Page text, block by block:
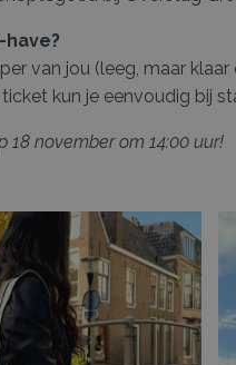
van jou (leeg, maar
kun je eenvoudig bij
18 november om 14:00 uur!